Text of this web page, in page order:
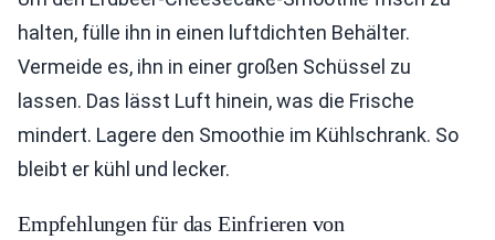
halten, fülle ihn in einen luftdichten Behälter.
Vermeide es, ihn in einer großen Schüssel zu
lassen. Das lässt Luft hinein, was die Frische
mindert. Lagere den Smoothie im Kühlschrank. So
bleibt er kühl und lecker.
Empfehlungen für das Einfrieren von